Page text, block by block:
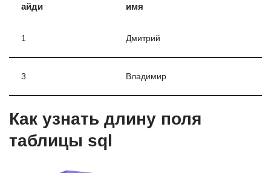
айди
имя
1 Дмитрий
3 Владимир
Как узнать длину поля
таблицы sql